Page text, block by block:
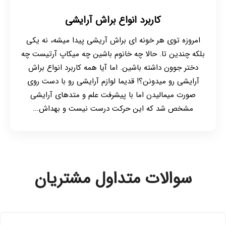
کاربرد انواع براش آرایشی
امروزه توی هر خونه ای براش آریشی پیدا میشه، نه یکی
بلکه چندین تا. حالا چه خانوم باشین چه میکاپ آرتیست چه
دختر جوون داشته باشین. اما آیا همه کاربرد انواع براش
آرایشی رو میدونن؟! قدیما لوازم آرایشی رو با دست روی
صورت میمالیدن اما با پیشرفت علم و متدهای آرایشی
مشخص شد که این حرکت درست نیست و بهداش...
سوالات متداول مشتریان